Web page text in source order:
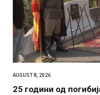
AUGUST 8, 2026
25 години од